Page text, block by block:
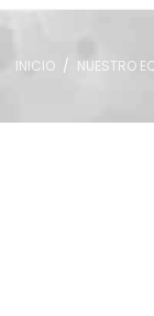
INICIO NUESTRO